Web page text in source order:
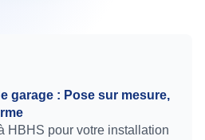
garage : Pose sur mesure,
HBHS pour votre installation